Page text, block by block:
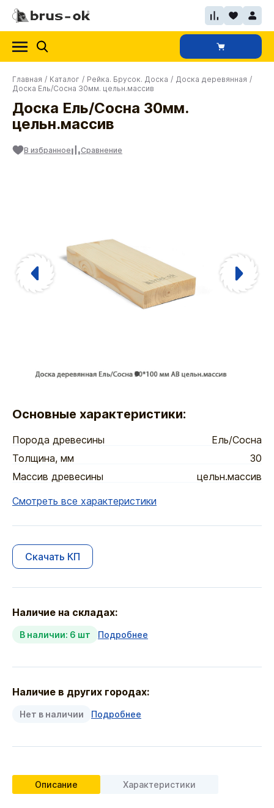
Главная / Каталог / Рейка. Брусок. Доска / Доска деревянная /
Доска Ель/Сосна 30мм. цельн.массив
Доска Ель/Сосна 30мм.
цельн.массив
В избранное Сравнение
Основные характеристики:
Порода древесины
Ель/Сосна
Толщина, мм
30
Массив древесины
цельн.массив
Смотреть все характеристики
Скачать КП
Наличие на складах:
В наличии: 6 шт Подробнее
Наличие в других городах:
Нет в наличии Подробнее
Описание Характеристики